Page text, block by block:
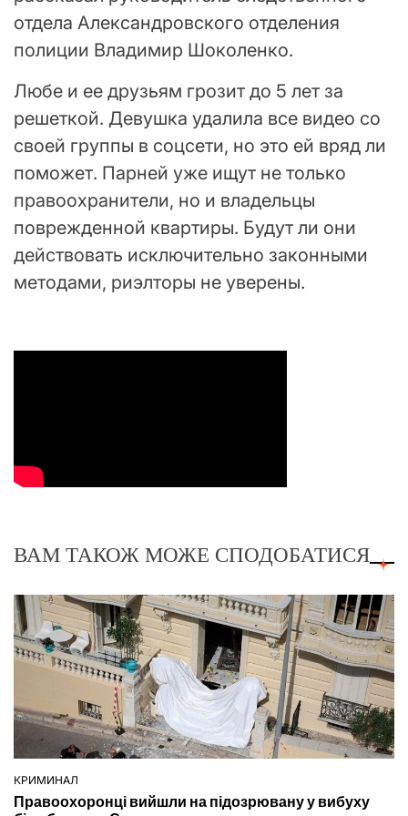
отдела Александровского отделения
полиции Владимир Шоколенко.
Любе и ее друзьям грозит до 5 лет за
решеткой. Девушка удалила все видео со
своей группы в соцсети, но это ей вряд ли
поможет. Парней уже ищут не только
правоохранители, но и владельцы
поврежденной квартиры. Будут ли они
действовать исключительно законными
методами, риэлторы не уверены.
ВАМ ТАКОЖ МОЖЕ СПОДОБАТИСЯ
ОПУБЛІКУВАТИ
КРИМИНАЛ
Правоохоронці вийшли на підозрювану у вибуху